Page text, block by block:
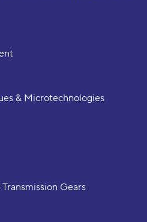
& Microtechnologies
Gears